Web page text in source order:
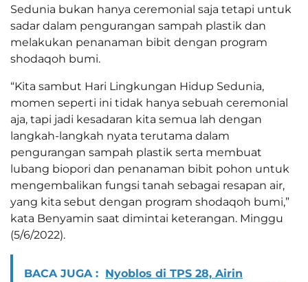
Sedunia bukan hanya ceremonial saja tetapi untuk
sadar dalam pengurangan sampah plastik dan
melakukan penanaman bibit dengan program
shodaqoh bumi.
“Kita sambut Hari Lingkungan Hidup Sedunia,
momen seperti ini tidak hanya sebuah ceremonial
aja, tapi jadi kesadaran kita semua lah dengan
langkah-langkah nyata terutama dalam
pengurangan sampah plastik serta membuat
lubang biopori dan penanaman bibit pohon untuk
mengembalikan fungsi tanah sebagai resapan air,
yang kita sebut dengan program shodaqoh bumi,”
kata Benyamin saat dimintai keterangan. Minggu
(5/6/2022).
BACA JUGA : Nyoblos di TPS 28, Airin